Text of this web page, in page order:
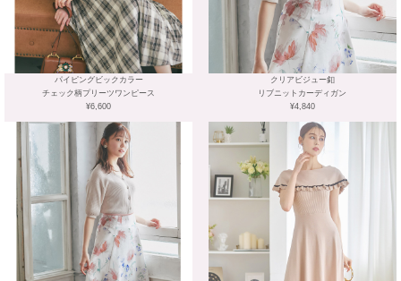
パイピングビックカラー
チェック柄プリーツワンピース
¥6,600
クリアビジュー釦
リブニットカーディガン
¥4,840